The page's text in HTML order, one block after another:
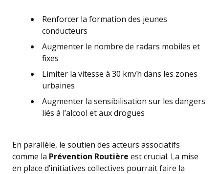
Renforcer la formation des jeunes
conducteurs
Augmenter le nombre de radars mobiles et
fixes
Limiter la vitesse à 30 km/h dans les zones
urbaines
Augmenter la sensibilisation sur les dangers
liés à l’alcool et aux drogues
En parallèle, le soutien des acteurs associatifs
comme la Prévention Routière est crucial. La mise
en place d’initiatives collectives pourrait faire la